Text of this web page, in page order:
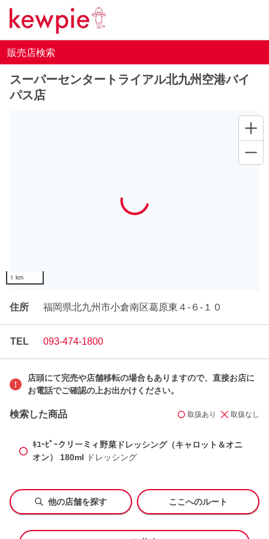
販売店検索
スーパーセンタートライアル北九州空港バイ
パス店
住所 福岡県北九州市小倉南区葛原東４-６-１０
TEL 093-474-1800
店頭にて完売や店舗移転の場合もありますので、直接お店に
お電話でご確認の上お出かけください。
検索した商品 取扱あり 取扱なし
ｷﾕｰﾋﾟｰクリーミィ野菜ドレッシング（キャロット＆オニ
オン） 180ml
ドレッシング
他の店舗を探す ここへのルート
Loading...
1 km